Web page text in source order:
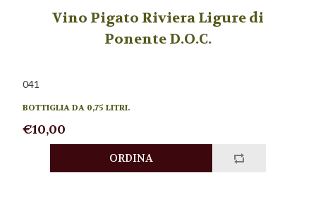
Vino Pigato Riviera Ligure di
Ponente D.O.C.
041
BOTTIGLIA DA 0,75 LITRI.
€10,00